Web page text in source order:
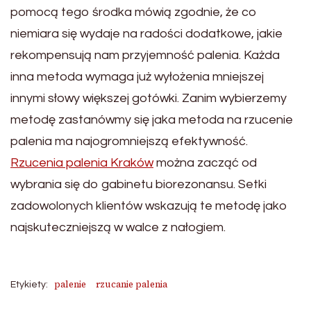
pomocą tego środka mówią zgodnie, że co
niemiara się wydaje na radości dodatkowe, jakie
rekompensują nam przyjemność palenia. Każda
inna metoda wymaga już wyłożenia mniejszej
innymi słowy większej gotówki. Zanim wybierzemy
metodę zastanówmy się jaka metoda na rzucenie
palenia ma najogromniejszą efektywność.
Rzucenia palenia Krakówmożna zacząć od
wybrania się do gabinetu biorezonansu. Setki
zadowolonych klientów wskazują te metodę jako
najskuteczniejszą w walce z nałogiem.
Etykiety: palenie rzucanie palenia